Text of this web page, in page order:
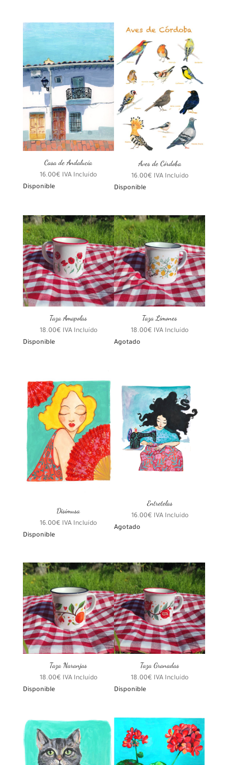
Casa de Andalucía
16.00€ IVA Incluído
Disponible
Aves de Córdoba
16.00€ IVA Incluído
Disponible
Taza Amapolas
18.00€ IVA Incluído
Disponible
Taza Limones
18.00€ IVA Incluído
Agotado
Disimusa
16.00€ IVA Incluído
Disponible
Entretelas
16.00€ IVA Incluído
Agotado
Taza Naranjas
18.00€ IVA Incluído
Disponible
Taza Granadas
18.00€ IVA Incluído
Disponible